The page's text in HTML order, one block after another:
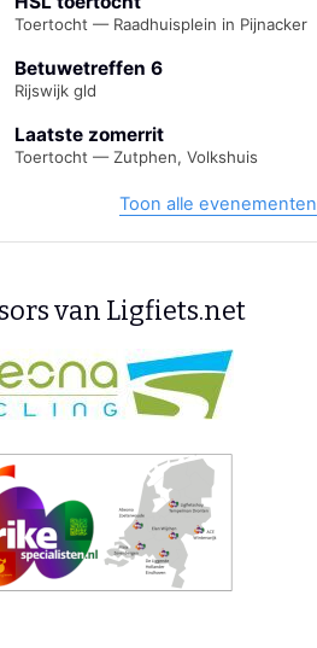
Toertocht — Raadhuisplein in Pijnacker
Betuwetreffen 6
Rijswijk gld
Laatste zomerrit
Toertocht — Zutphen, Volkshuis
Toon alle evenementen
van Ligfiets.net